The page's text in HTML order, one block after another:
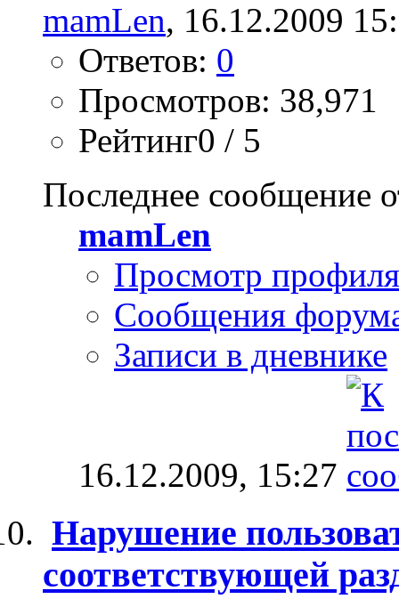
mamLen, 16.12.2009
Ответов: 0
Просмотров: 38,971
Рейтинг0 / 5
Последнее сообщение
mamLen
Просмотр профиля
Сообщения
Записи в дневнике
16.12.2009, 15:27
Нарушение
соответствующей